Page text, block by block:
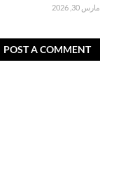
مارس 30, 2026
POST A COMMENT